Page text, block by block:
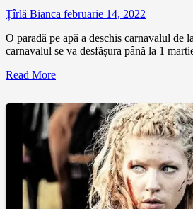
Țîrlă Bianca februarie 14, 2022
O paradă pe apă a deschis carnavalul de
carnavalul se va desfășura până la 1
Read More